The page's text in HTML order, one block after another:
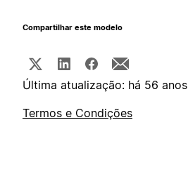
Compartilhar este modelo
Última atualização: há 56 anos
Termos e Condições